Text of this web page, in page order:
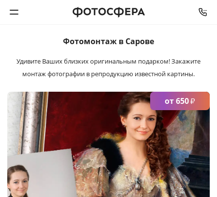
Фотокниги
Календари
Интерьерная печать
Фотоподарки
Багетная мастерская
Фотомонтаж в Сарове
Удивите Ваших близких оригинальным подарком!Закажите
монтаж фотографии в репродукцию известной картины.
СРОК ИЗГОТОВЛЕНИЯ ОТ2 ДНЕЙ
от 650₽